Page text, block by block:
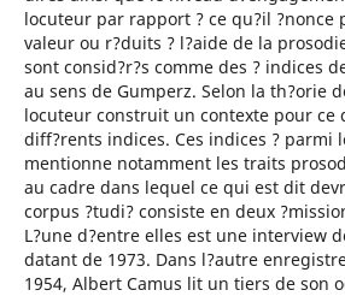
locuteur par rapport ? ce qu?il ?nonce
valeur ou r?duits ? l?aide de la
sont consid?r?s comme des ? indices
au sens de Gumperz. Selon la th?orie
locuteur construit un contexte pour ce
diff?rents indices. Ces indices ? parmi
mentionne notamment les traits
au cadre dans lequel ce qui est dit
corpus ?tudi? consiste en deux
L?une d?entre elles est une interview
datant de 1973. Dans l?autre
1954, Albert Camus lit un tiers de son